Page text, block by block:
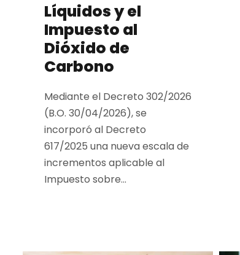
Líquidos y el
Impuesto al
Dióxido de
Carbono
Mediante el Decreto 302/2026
(B.O. 30/04/2026), se
incorporó al Decreto
617/2025 una nueva escala de
incrementos aplicable al
Impuesto sobre...